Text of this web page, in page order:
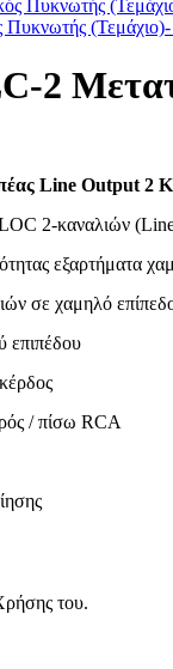
Πυκνωτής (Τεμάχιο)-
2
Line Output 2
2-καναλιών
εξαρτήματα
σε χαμηλό
επιπέδου
/ πίσω RCA
του.